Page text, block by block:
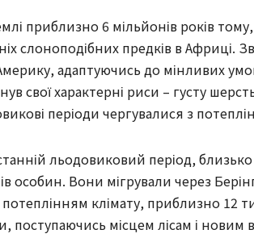
приблизно 6 мільйонів років
слоноподібних предків в Африці.
адаптуючись до мінливих
свої характерні риси – густу шерсть
періоди чергувалися з
льодовиковий період,
особин. Вони мігрували через
клімату, приблизно 12
поступаючись місцем лісам і новим